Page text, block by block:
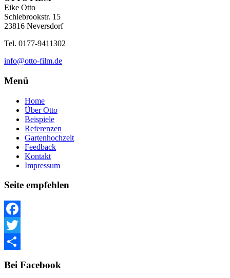
Eike Otto
Schiebrookstr. 15
23816 Neversdorf
Tel. 0177-9411302
info@otto-film.de
Menü
Home
Über Otto
Beispiele
Referenzen
Gartenhochzeit
Feedback
Kontakt
Impressum
Seite empfehlen
Facebook
Twitter
Bei Facebook